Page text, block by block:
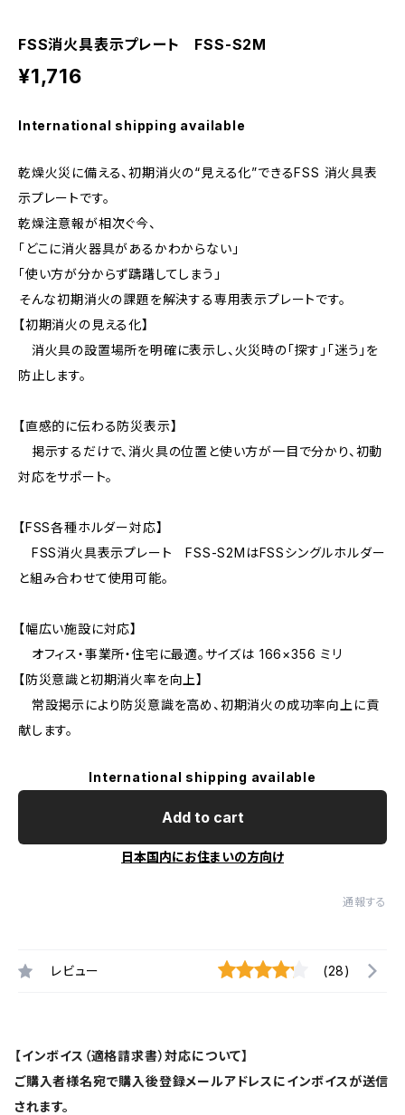
FSS消火具表示プレート FSS-S2M
¥1,716
International shipping available
乾燥火災に備える、初期消火の“見える化”できるFSS 消火具表
示プレートです。
乾燥注意報が相次ぐ今、
「どこに消火器具があるかわからない」
「使い方が分からず躊躇してしまう」
――そんな初期消火の課題を解決する専用表示プレートです。
【初期消火の見える化】
消火具の設置場所を明確に表示し、火災時の「探す」「迷う」を
防止します。
【直感的に伝わる防災表示】
掲示するだけで、消火具の位置と使い方が一目で分かり、初動
対応をサポート。
【FSS各種ホルダー対応】
FSS消火具表示プレート FSS-S2MはFSSシングルホルダー
と組み合わせて使用可能。
【幅広い施設に対応】
オフィス・事業所・住宅に最適。サイズは 166×356 ミリ
【防災意識と初期消火率を向上】
常設掲示により防災意識を高め、初期消火の成功率向上に貢
献します。
International shipping available
Add to cart
日本国内にお住まいの方向け
通報する
レビュー (28)
【インボイス（適格請求書）対応について】
ご購入者様名宛で購入後登録メールアドレスにインボイスが送信
されます。